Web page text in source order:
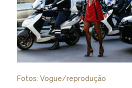
Fotos: Vogue/reprodução